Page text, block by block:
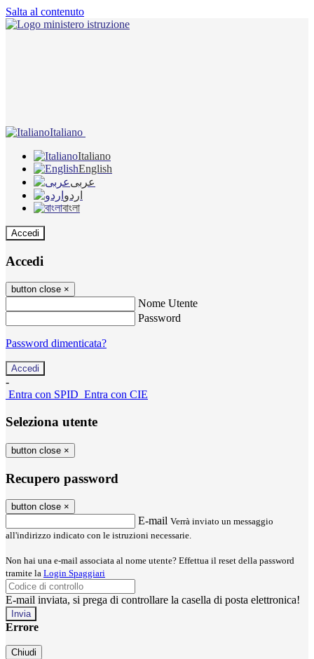
Salta al contenuto
Italiano
Italiano
English
عربى
اردو
বাংলা
Accedi
Accedi
button close ×
Nome Utente
Password
Password dimenticata?
-
Entra con SPID Entra con CIE
Seleziona utente
button close ×
Recupero password
button close ×
E-mail Verrà inviato un messaggio
all'indirizzo indicato con le istruzioni necessarie.
Non hai una e-mail associata al nome utente? Effettua il reset della password
tramite la Login Spaggiari
E-mail inviata, si prega di controllare la casella di posta elettronica!
Errore
Chiudi